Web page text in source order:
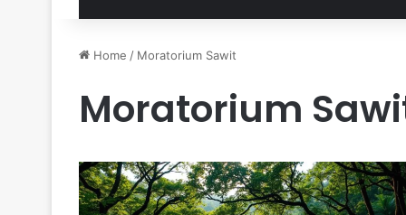
Home / Moratorium Sawit
Moratorium